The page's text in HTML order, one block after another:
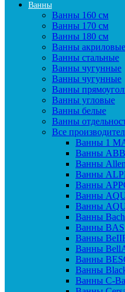
Ванны
Ванны 160 см
Ванны 170 см
Ванны 180 см
Ванны акриловые
Ванны стальные
Ванны чугунные
Ванны чугунные
Ванны
Ванны угловые
Ванны белые
Ванны
Все
Ванны 1
Ванны
Ванны
Ванны
Ванны
Ванны
Ванны
Ванны Bach
Ванны BAS
Ванны
Ванны
Ванны
Ванны
Ванны C-